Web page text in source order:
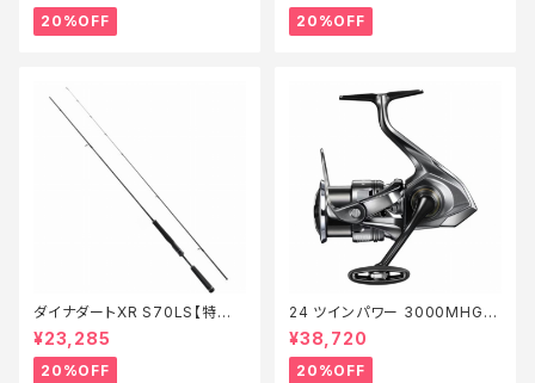
20%OFF 20%OFF
ダイナダートXR S70LS【特価
ロッド】【20】
¥23,285
20%OFF
24 ツインパワー 3000MHG
【特価リール】【20】
¥38,720
20%OFF